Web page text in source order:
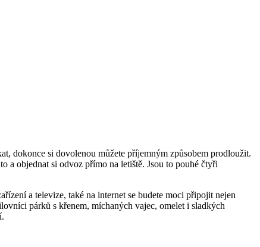
dokonce si dovolenou můžete příjemným způsobem prodloužit.
a objednat si odvoz přímo na letiště. Jsou to pouhé čtyři
a televize, také na internet se budete moci připojit nejen
párků s křenem, míchaných vajec, omelet i sladkých